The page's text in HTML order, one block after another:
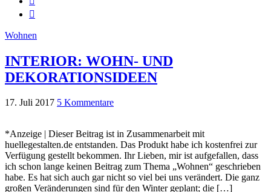
Wohnen
INTERIOR: WOHN- UND
DEKORATIONSIDEEN
17. Juli 2017 5 Kommentare
*Anzeige | Dieser Beitrag ist in Zusammenarbeit mit
huellegestalten.de entstanden. Das Produkt habe ich kostenfrei zur
Verfügung gestellt bekommen. Ihr Lieben, mir ist aufgefallen, dass
ich schon lange keinen Beitrag zum Thema „Wohnen“ geschrieben
habe. Es hat sich auch gar nicht so viel bei uns verändert. Die ganz
großen Veränderungen sind für den Winter geplant; die […]